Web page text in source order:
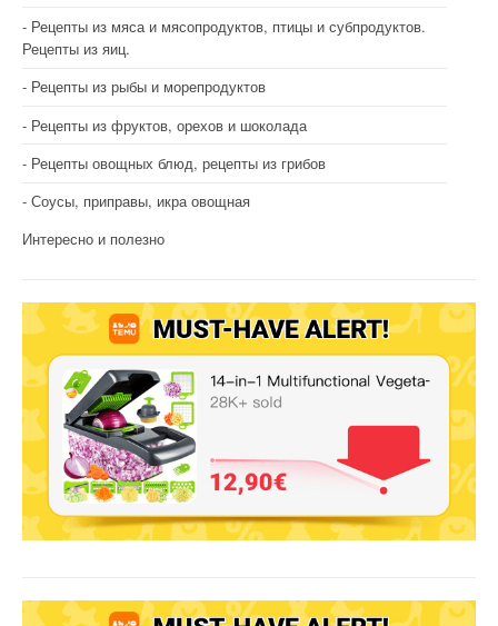
Рецепты из мяса и мясопродуктов, птицы и субпродуктов.
Рецепты из яиц.
Рецепты из рыбы и морепродуктов
Рецепты из фруктов, орехов и шоколада
Рецепты овощных блюд, рецепты из грибов
Соусы, приправы, икра овощная
Интересно и полезно